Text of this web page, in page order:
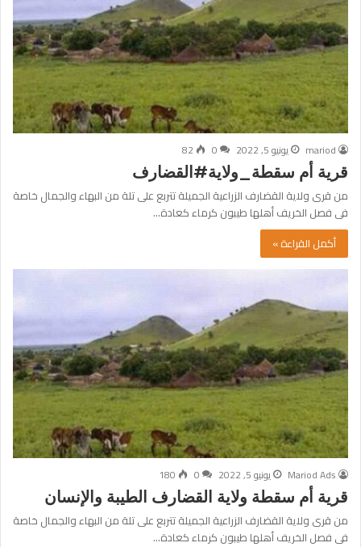
mariod يونيو 5, 2022 0
82
قرية أم سقطة_ولاية#القضارف
من قرى ولاية القضارف الزراعية الجميلة تتربع على تلة من البهاء والجمال خاصة
فى فصل الخريف أهلها طيبون كرماء كعادة…
أكمل القراءة »
Mariod Ads يونيو 5, 2022 0
180
قرية أم سقطة ولاية القضارف الطيبة والإنسان
من قرى ولاية القضارف الزراعية الجميلة تتربع على تلة من البهاء والجمال خاصة
فى فصل الخريف أهلها طيبون كرماء كعادة…